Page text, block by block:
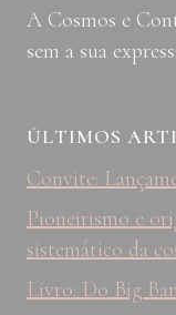
A Cosmos e
sem a sua
ÚLTIMOS
Convite:
Pioneirismo e
sistemático da
Livro: Do Big